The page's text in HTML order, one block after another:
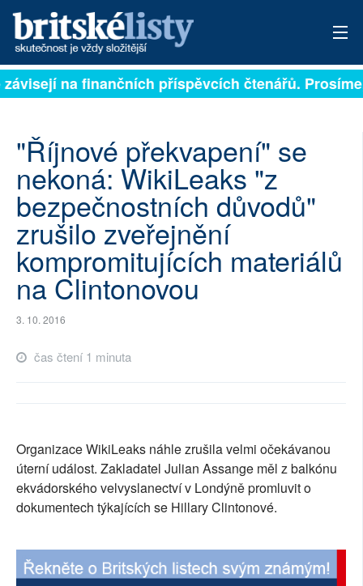
PŘIHLÁSIT
ARCHIV
ROZHOVORY
TÉMATA
NEJČTENĚJŠÍ ZA 7 DNÍ
PLNÁ VERZE STRÁNEK
na finančních příspěvcích čtenářů.
"Říjnové překvapení" se
nekoná: WikiLeaks "z
bezpečnostních důvodů"
zrušilo zveřejnění
kompromitujících materiálů
na Clintonovou
3. 10. 2016
čas čtení 1 minuta
Organizace WikiLeaks náhle zrušila velmi očekávanou
úterní událost. Zakladatel Julian Assange měl z balkónu
ekvádorského velvyslanectví v Londýně promluvit o
dokumentech týkajících se Hillary Clintonové.